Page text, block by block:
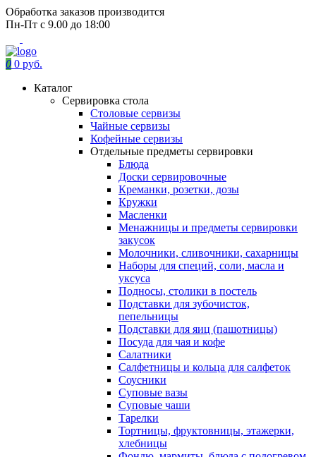
Обработка заказов производится
Пн-Пт с 9.00 до 18:00
0 0 руб.
Каталог
Сервировка стола
Столовые сервизы
Чайные сервизы
Кофейные сервизы
Отдельные предметы сервировки
Блюда
Доски сервировочные
Креманки, розетки, дозы
Кружки
Масленки
Менажницы и предметы сервировки
закусок
Молочники, сливочники, сахарницы
Наборы для специй, соли, масла и
уксуса
Подносы, столики в постель
Подставки для зубочисток,
пепельницы
Подставки для яиц (пашотницы)
Посуда для чая и кофе
Салатники
Салфетницы и кольца для салфеток
Соусники
Суповые вазы
Суповые чаши
Тарелки
Тортницы, фруктовницы, этажерки,
хлебницы